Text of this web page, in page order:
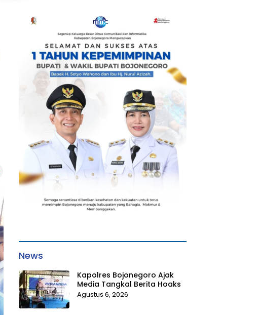
News
Kapolres Bojonegoro Ajak
Media Tangkal Berita Hoaks
Agustus 6, 2026